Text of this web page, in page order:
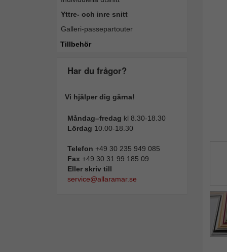
Yttre- och inre snitt
Galleri-passepartouter
Tillbehör
Har du frågor?
Vi hjälper dig gärna!
Måndag–fredag kl 8.30-18.30
Lördag 10.00-18.30
Telefon +49 30 235 949 085
Fax +49 30 31 99 185 09
Eller skriv till
service@allaramar.se